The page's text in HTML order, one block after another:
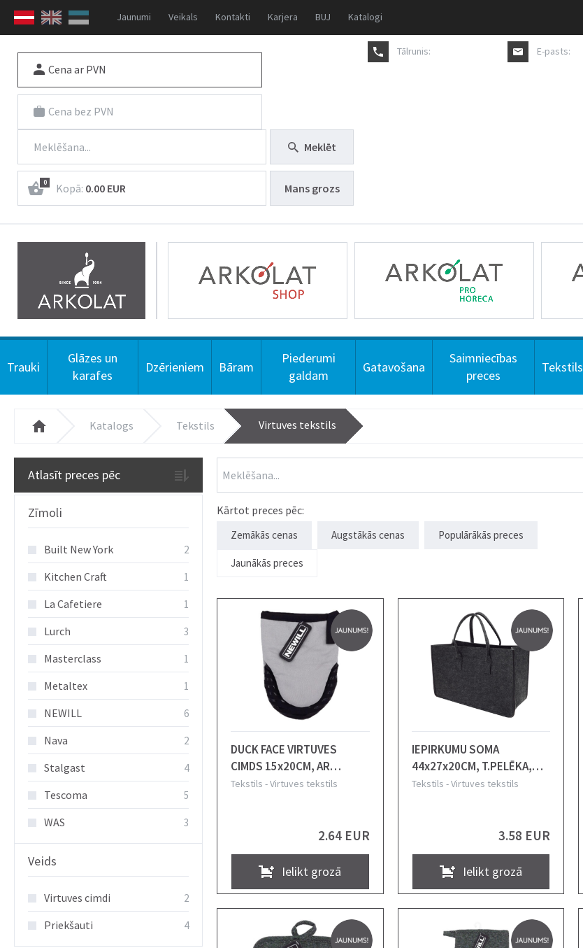
Jaunumi Veikals Kontakti Karjera BUJ Katalogi
Tālrunis: E-pasts:
Cena ar PVN
Cena bez PVN
Meklēt
0 Kopā: 0.00 EUR Mans grozs
Trauki
Glāzes un
karafes
Dzērieniem Bāram
Piederumi
galdam
Gatavošana
Saimniecības
preces
Tekstils
Katalogs Tekstils Virtuves tekstils
Atlasīt preces pēc
Zīmoli
Built New York 2
Kitchen Craft 1
La Cafetiere 1
Lurch 3
Masterclass 1
Metaltex 1
NEWILL 6
Nava 2
Stalgast 4
Tescoma 5
WAS 3
Veids
Virtuves cimdi 2
Priekšauti 4
Kārtot preces pēc:
Zemākās cenas Augstākās cenas Populārākās preces
Jaunākās preces
DUCK FACE VIRTUVES
CIMDS 15x20CM, AR
SILIKONU, NEWILL
Tekstils -Virtuves tekstils
2.64 EUR
Ielikt grozā
IEPIRKUMU SOMA
44x27x20CM, T.PELĒKA,
FILCS, NEWILL
Tekstils -Virtuves tekstils
3.58 EUR
Ielikt grozā